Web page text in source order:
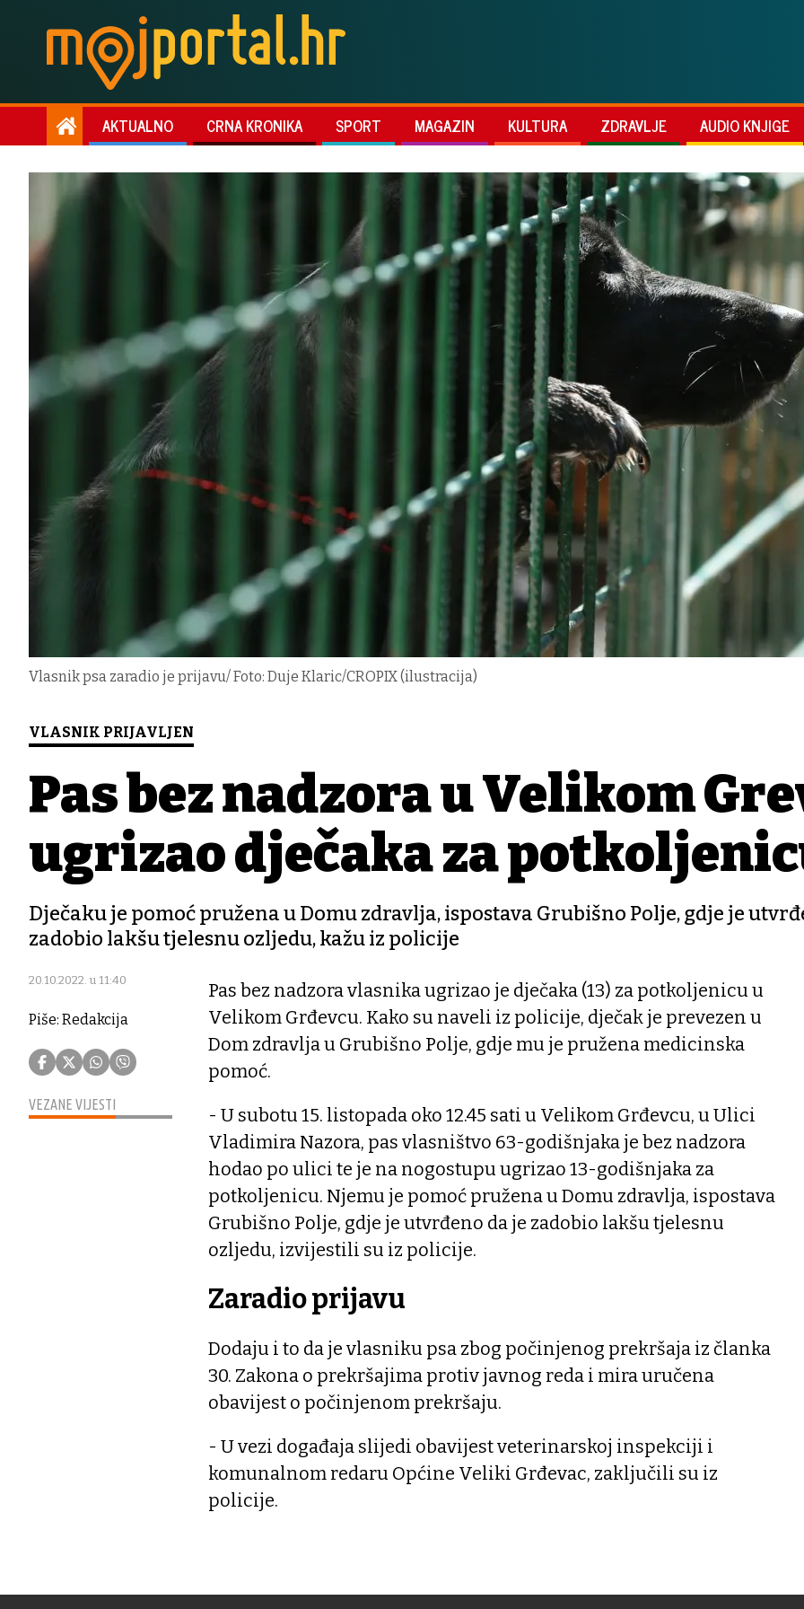
AKTUALNO CRNA KRONIKA SPORT MAGAZIN KULTURA ZDRAVLJE AUDIO KNJIGE
Vlasnik psa zaradio je prijavu/ Foto: Duje Klaric/CROPIX (ilustracija)
VLASNIK PRIJAVLJEN
Pas bez nadzora u Velikom
ugrizao dječaka za
Dječaku je pomoć pružena u Domu zdravlja, ispostava Grubišno Polje, gdje je
zadobio lakšu tjelesnu ozljedu, kažu iz policije
20.10.2022. u 11:40
Piše: Redakcija
VEZANE VIJESTI
Pas bez nadzora vlasnika ugrizao je dječaka (13) za potkoljenicu u
Velikom Grđevcu. Kako su naveli iz policije, dječak je prevezen u
Dom zdravlja u Grubišno Polje, gdje mu je pružena medicinska
pomoć.
- U subotu 15. listopada oko 12.45 sati u Velikom Grđevcu, u Ulici
Vladimira Nazora, pas vlasništvo 63-godišnjaka je bez nadzora
hodao po ulici te je na nogostupu ugrizao 13-godišnjaka za
potkoljenicu. Njemu je pomoć pružena u Domu zdravlja, ispostava
Grubišno Polje, gdje je utvrđeno da je zadobio lakšu tjelesnu
ozljedu, izvijestili su iz policije.
Zaradio prijavu
Dodaju i to da je vlasniku psa zbog počinjenog prekršaja iz članka
30. Zakona o prekršajima protiv javnog reda i mira uručena
obavijest o počinjenom prekršaju.
- U vezi događaja slijedi obavijest veterinarskoj inspekciji i
komunalnom redaru Općine Veliki Grđevac, zaključili su iz
policije.